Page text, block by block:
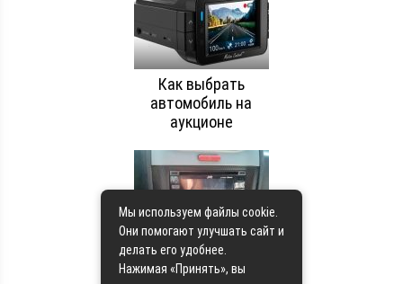
Как выбрать
автомобиль на
аукционе
Как избежать
переутомления за
Мы используем файлы cookie.
Они помогают улучшать сайт и
делать его удобнее.
Нажимая «Принять», вы